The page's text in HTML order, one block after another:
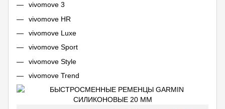
vivomove 3
vivomove HR
vivomove Luxe
vivomove Sport
vivomove Style
vivomove Trend